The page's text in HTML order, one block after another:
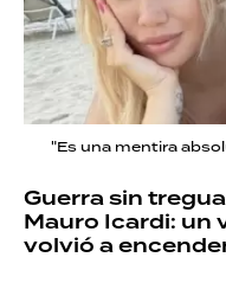
"Es una mentira
Guerra sin
Mauro Icardi: un
volvió a